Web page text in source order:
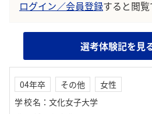
ログイン／会員登録すると閲覧
選考体験記を見
04年卒 その他
女性
学校名 ： 文化女子大学